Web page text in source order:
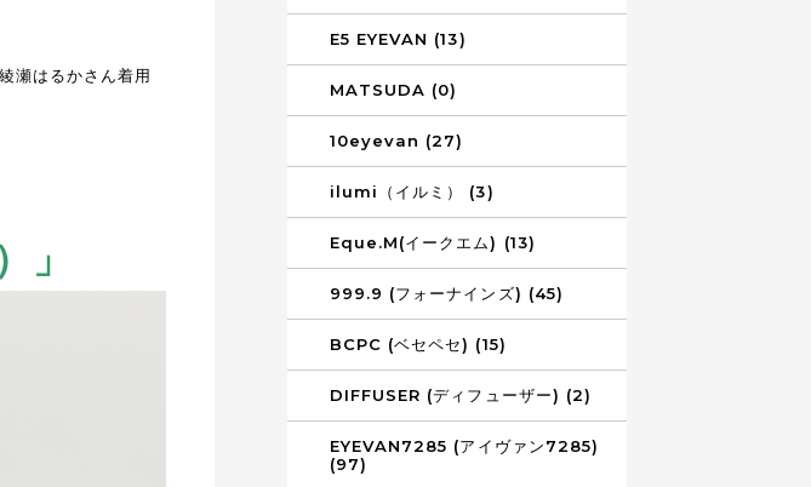
瀬はるかさん着用
」
E5 EYEVAN (13)
MATSUDA (0)
10eyevan (27)
ilumi（イルミ） (3)
Eque.M(イークエム) (13)
999.9 (フォーナインズ) (45)
BCPC (ベセペセ) (15)
DIFFUSER (ディフューザー) (2)
EYEVAN7285 (アイヴァン7285)
(97)